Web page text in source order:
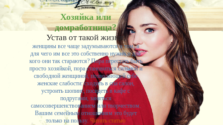
Хозяйка или
домработница?
Устав от такой жизни,
женщины все чаще задумываются о том, а
для чего им все это собственно нужно и для
кого они так стараются? Пора перестать быть
просто хозяйкой, пора становиться сильной и
свободной женщиной, позволяющей себе
женские слабости: сходить в спа салон,
устроить шопинг, посидеть в кафе с
подругами, заняться
самосовершенствованием или творчеством.
Вашим семейным отношениям это будет
только на пользу. Читать статью